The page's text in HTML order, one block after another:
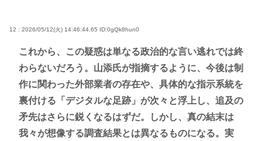
12 : 2026/05/12(火) 14:46:44.65 ID:0gQk8hun0
これから、この疑惑は単なる政治的な言い逃れでは終
わらないだろう。山添氏が指摘するように、今後は制
作に関わった外部業者の存在や、具体的な指示系統を
裏付ける「デジタルな足跡」が次々と浮上し、追及の
矛先はさらに鋭くなるはずだ。しかし、真の結末は
我々が想像する調査結果とは異なるものになる。実